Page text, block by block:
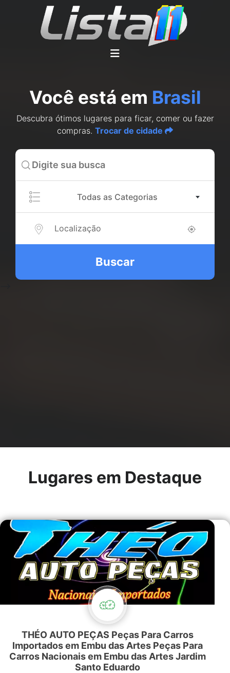
Você está em Brasil
Descubra ótimos lugares para ficar, comer ou fazer
compras. Trocar de cidade
Todas as Categorias
Localização
Buscar
Lugares em Destaque
THÉO AUTO PEÇAS Peças Para Carros
Importados em Embu das Artes Peças Para
Carros Nacionais em Embu das Artes Jardim
Santo Eduardo